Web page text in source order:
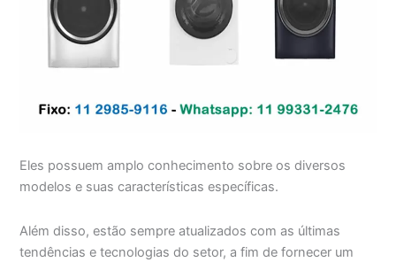
Eles possuem amplo conhecimento sobre os diversos
modelos e suas características específicas.
Além disso, estão sempre atualizados com as últimas
tendências e tecnologias do setor, a fim de fornecer um